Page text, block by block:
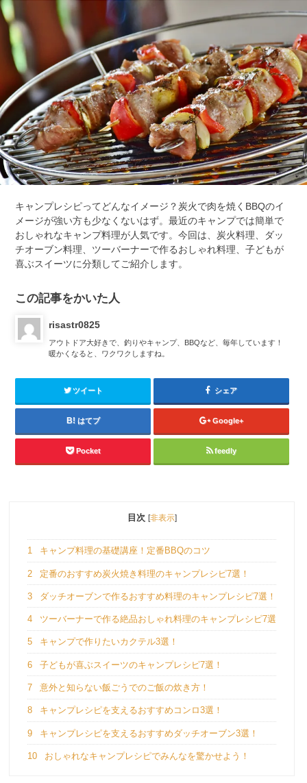
キャンプレシピってどんなイメージ？炭火で肉を焼くBBQのイ
メージが強い方も少なくないはず。最近のキャンプでは簡単で
おしゃれなキャンプ料理が人気です。今回は、炭火料理、ダッ
チオーブン料理、ツーバーナーで作るおしゃれ料理、子どもが
喜ぶスイーツに分類してご紹介します。
この記事をかいた人
risastr0825
アウトドア大好きで、釣りやキャンプ、BBQなど、毎年しています！
暖かくなると、ワクワクしますね。
ツイート シェア
はてブ Google+
Pocket feedly
目次 [非表示]
1 キャンプ料理の基礎講座！定番BBQのコツ
2 定番のおすすめ炭火焼き料理のキャンプレシピ7選！
3 ダッチオーブンで作るおすすめ料理のキャンプレシピ7選！
4 ツーバーナーで作る絶品おしゃれ料理のキャンプレシピ7選
5 キャンプで作りたいカクテル3選！
6 子どもが喜ぶスイーツのキャンプレシピ7選！
7 意外と知らない飯ごうでのご飯の炊き方！
8 キャンプレシピを支えるおすすめコンロ3選！
9 キャンプレシピを支えるおすすめダッチオーブン3選！
10 おしゃれなキャンプレシピでみんなを驚かせよう！